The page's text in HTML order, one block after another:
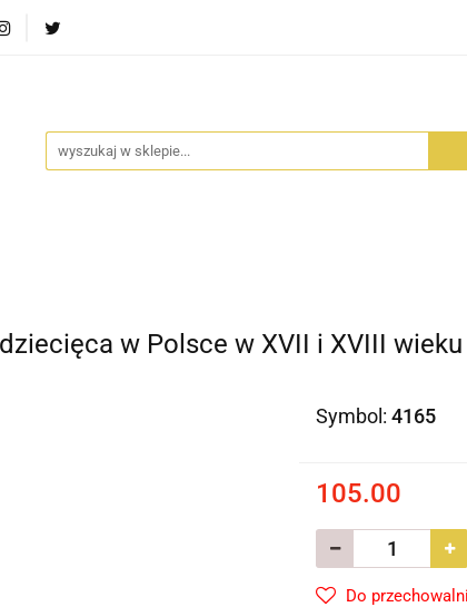
w Polsce w XVII i XVIII wieku
Symbol:4165
105.00
Do przechowalni